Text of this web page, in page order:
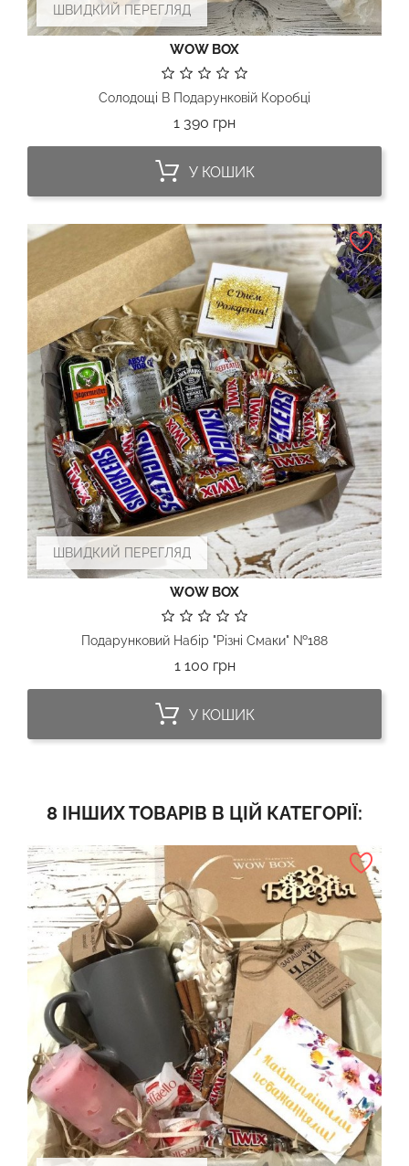
ШВИДКИЙ ПЕРЕГЛЯД
WOW BOX
Солодощі В Подарунковій Коробці
1 390 грнЦіна
У КОШИК
ШВИДКИЙ ПЕРЕГЛЯД
WOW BOX
Подарунковий Набір "Різні Смаки" №188
1 100 грнЦіна
У КОШИК
8 ІНШИХ ТОВАРІВ В ЦІЙ КАТЕГОРІЇ: